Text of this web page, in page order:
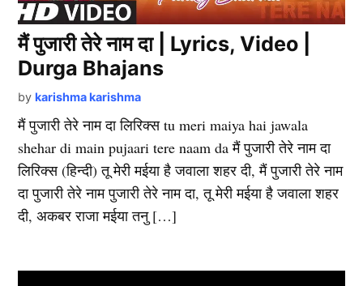
मैं पुजारी तेरे नाम दा | Lyrics, Video |
Durga Bhajans
by karishma karishma
मैं पुजारी तेरे नाम दा लिरिक्स tu meri maiya hai jawala
shehar di main pujaari tere naam da मैं पुजारी तेरे नाम दा
लिरिक्स (हिन्दी) तू मेरी मईया है जवाला शहर दी, मैं पुजारी तेरे नाम
दा पुजारी तेरे नाम पुजारी तेरे नाम दा, तू मेरी मईया है जवाला शहर
दी, अकबर राजा मईया तनु […]